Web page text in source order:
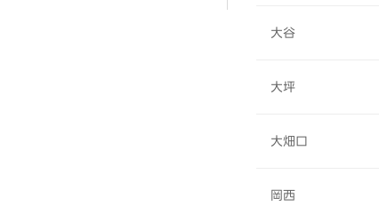
大谷
大坪
大畑口
岡西